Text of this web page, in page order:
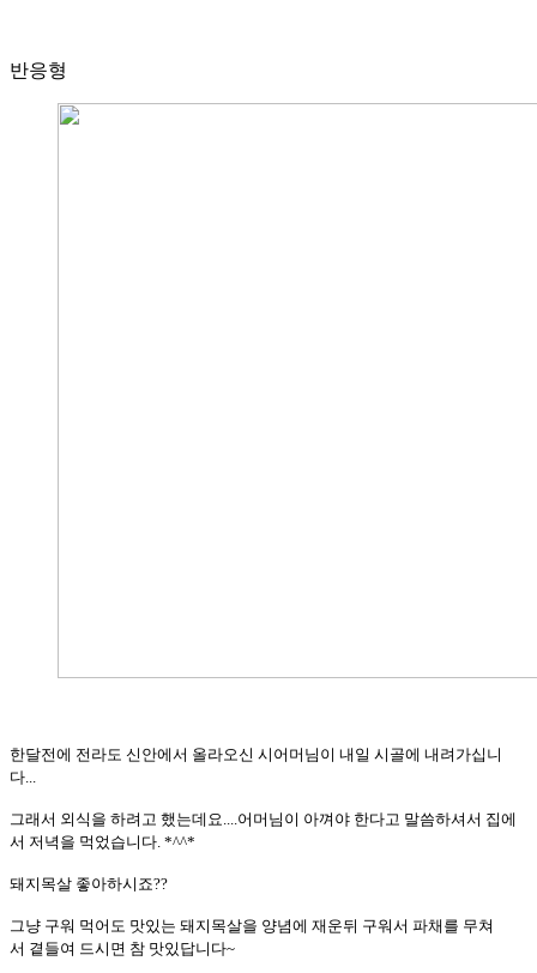
반응형
한달전에 전라도 신안에서 올라오신 시어머님이 내일 시골에 내려가십니
다...
그래서 외식을 하려고 했는데요....어머님이 아껴야 한다고 말씀하셔서 집에
서 저녁을 먹었습니다. *^^*
돼지목살 좋아하시죠??
그냥 구워 먹어도 맛있는 돼 지목살을 양념에 재운뒤 구워서 파채를 무쳐
서 곁들여 드시면 참 맛있답니다~